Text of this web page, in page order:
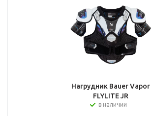
Нагрудник Bauer Vapor
FLYLITE JR
в наличии